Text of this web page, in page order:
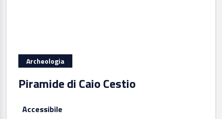
Archeologia
Piramide di Caio Cestio
Accessibile